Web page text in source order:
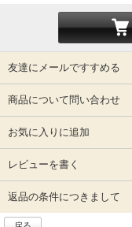
友達にメールですすめる
商品について問い合わせ
お気に入りに追加
レビューを書く
返品の条件につきまして